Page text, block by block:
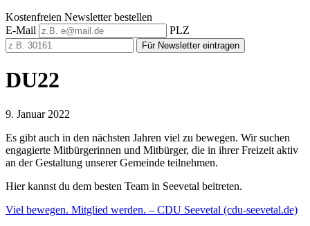
Kostenfreien Newsletter bestellen
E-Mail
PLZ
Für Newsletter eintragen
DU22
9. Januar 2022
Es gibt auch in den nächsten Jahren viel zu bewegen. Wir suchen
engagierte Mitbürgerinnen und Mitbürger, die in ihrer Freizeit aktiv
an der Gestaltung unserer Gemeinde teilnehmen.
Hier kannst du dem besten Team in Seevetal beitreten.
Viel bewegen. Mitglied werden. – CDU Seevetal (cdu-seevetal.de)